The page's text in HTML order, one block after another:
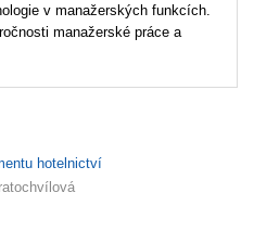
v manažerských funkcích.
manažerské práce a
hotelnictví